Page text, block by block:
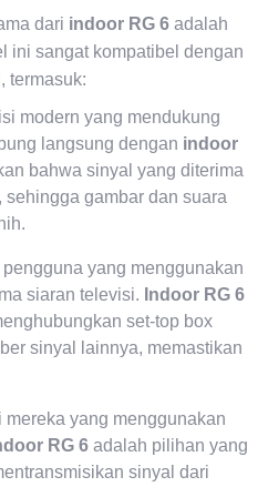
dari indoor RG 6 adalah
ini sangat kompatibel dengan
termasuk:
modern yang mendukung
langsung dengan indoor
bahwa sinyal yang diterima
gambar dan suara
pengguna yang menggunakan
siaran televisi. Indoor RG 6
set-top box
sinyal lainnya, memastikan
mereka yang menggunakan
RG 6 adalah pilihan yang
sinyal dari